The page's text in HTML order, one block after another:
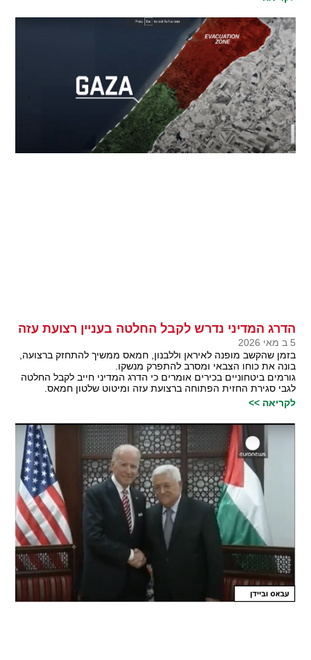
הדרג המדיני נדרש לקבל החלטה בעניין רצועת עזה
5 ב מאי 2026
בזמן שהקשב מופנה לאיראן וללבנון, חמאס ממשיך להתחזק ברצועה,
בונה את כוחו הצבאי ומסרב להתפרק מנשקו.
גורמים ביטחוניים בכירים אומרים כי הדרג המדיני חייב לקבל החלטה
לגבי סגירת החזית הפתוחה ברצועת עזה ומיטוט שלטון חמאס.
לקריאה >>